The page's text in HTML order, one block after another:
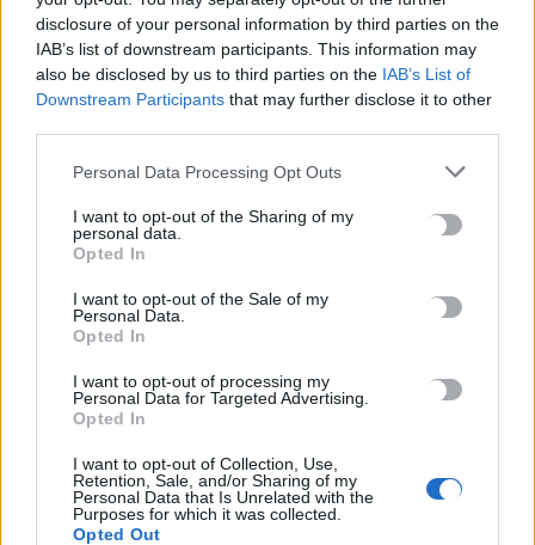
disclosure of your personal information by third parties on the
IAB’s list of downstream participants. This information may
also be disclosed by us to third parties on the IAB’s List of
Downstream Participants that may further disclose it to other
Personal Data Processing Opt Outs
I want to opt-out of the Sharing of my
personal data.
Opted In
I want to opt-out of the Sale of my
Personal Data.
Opted In
I want to opt-out of processing my
Personal Data for Targeted Advertising.
Opted In
I want to opt-out of Collection, Use,
Retention, Sale, and/or Sharing of my
Personal Data that Is Unrelated with the
Purposes for which it was collected.
Opted Out
Πώς να μη σας τσιμπάνε τα κουνούπια: Τι προτείνουν οι
ειδικοί
7 Αυγούστου, 2026
7 Αυγούστου, 2026
TRENDING
ΔΥΣΤΥΧΗΜΑ
ΣΧΕΤΙΚΆ ΆΡΘΡΑ